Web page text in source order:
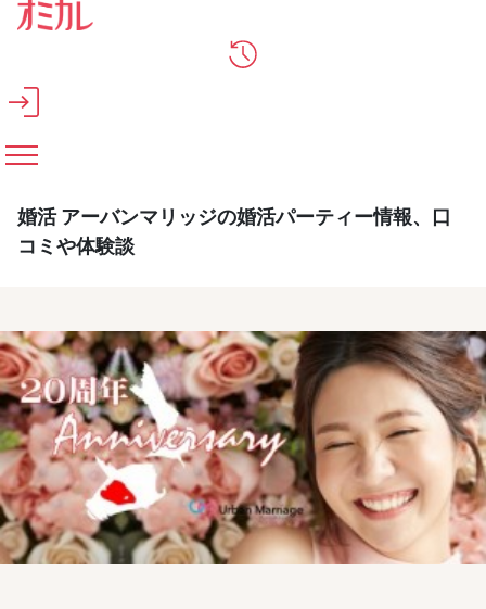
メインコンテンツへスキップ
婚活 アーバンマリッジの婚活パーティー情報、口
コミや体験談